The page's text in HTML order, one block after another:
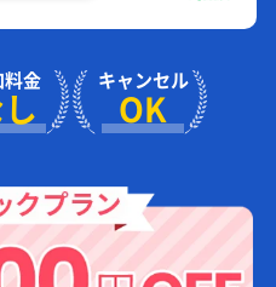
金 キャンセル
OK